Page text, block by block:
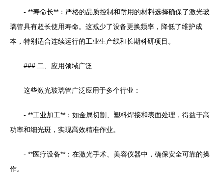
- **寿命长**：严格的品质控制和耐用的材料选择确保了激光玻
璃管具有超长使用寿命。这减少了设备更换频率，降低了维护成
本，特别适合连续运行的工业生产线和长期科研项目。
### 二、应用领域广泛
这些激光玻璃管广泛应用于多个行业：
- **工业加工**：如金属切割、塑料焊接和表面处理，得益于高
功率和细光斑，实现高效精准作业。
- **医疗设备**：在激光手术、美容仪器中，确保安全可靠的操
作。